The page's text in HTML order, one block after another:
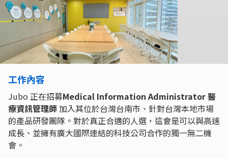
工作內容
Jubo 正在招募Medical Information Administrator 醫
療資訊管理師加入其位於台灣台南市、針對台灣本地市場
的產品研發團隊。對於真正合適的人選，這會是可以與高速
成長、並擁有廣大國際連結的科技公司合作的獨一無二機
會。